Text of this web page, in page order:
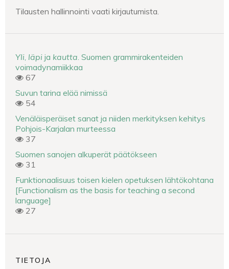
Tilausten hallinnointi vaati kirjautumista.
Yli läpi ja kautta . Suomen grammirakenteiden
voimadynamiikkaa
67
Suvun tarina elää nimissä
54
Venäläisperäiset sanat ja niiden merkityksen kehitys
Pohjois-Karjalan murteessa
37
Suomen sanojen alkuperät päätökseen
31
Funktionaalisuus toisen kielen opetuksen lähtökohtana
[Functionalism as the basis for teaching a second
language]
27
TIETOJA